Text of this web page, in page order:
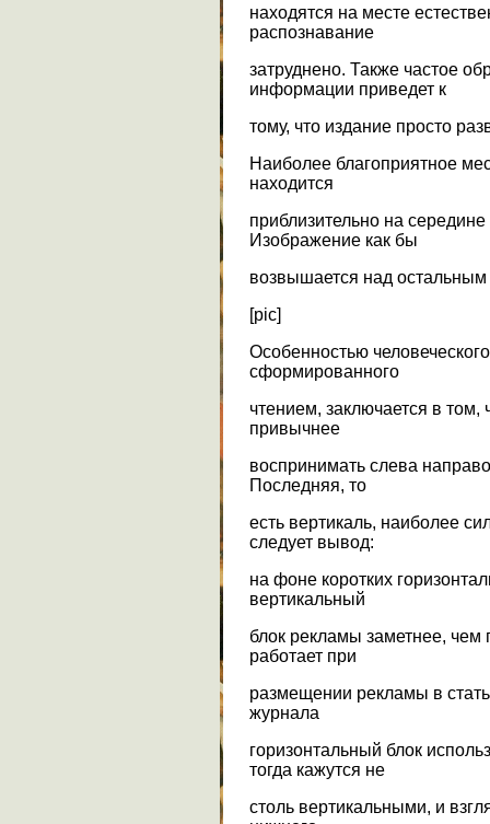
находятся на месте
распознавание
затруднено. Также частое
информации приведет к
тому, что издание просто
Наиболее благоприятное
находится
приблизительно на
Изображение как бы
возвышается над остальным
[pic]
Особенностью
сформированного
чтением, заключается в том,
привычнее
воспринимать слева
Последняя, то
есть вертикаль, наиболее
следует вывод:
на фоне коротких
вертикальный
блок рекламы заметнее, чем
работает при
размещении рекламы в
журнала
горизонтальный блок
тогда кажутся не
столь вертикальными, и